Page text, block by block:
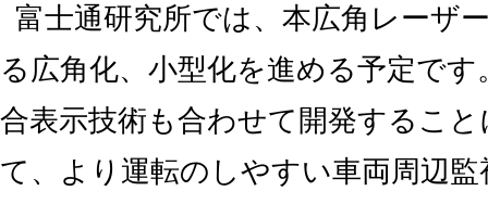
富士通研究所では、本広角レーザ
る広角化、小型化を進める予定で
合表示技術も合わせて開発するこ
て、より運転のしやすい車両周辺